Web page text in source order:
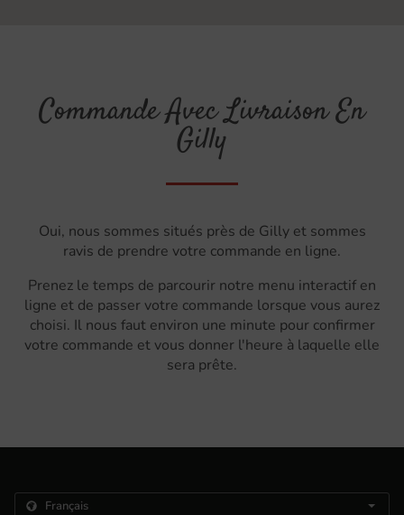
Commande Avec Livraison En
Gilly
Oui, nous sommes situés près de Gilly et sommes
ravis de prendre votre commande en ligne.
Prenez le temps de parcourir notre menu interactif en
ligne et de passer votre commande lorsque vous aurez
choisi. Il nous faut environ une minute pour confirmer
votre commande et vous donner l'heure à laquelle elle
sera prête.